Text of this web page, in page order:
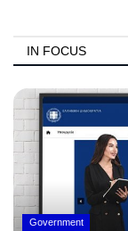
IN FOCUS
Government